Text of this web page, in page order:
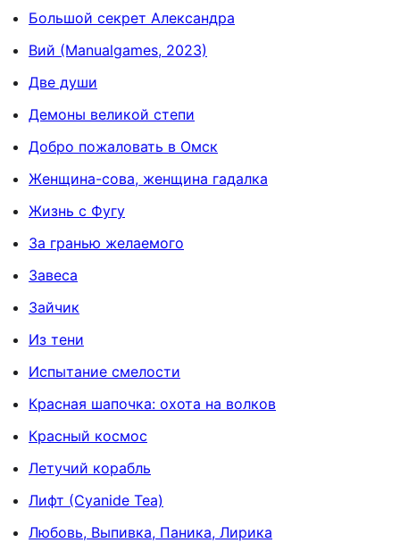
Большой секрет Александра
Вий (Manualgames, 2023)
Две души
Демоны великой степи
Добро пожаловать в Омск
Женщина-сова, женщина гадалка
Жизнь с Фугу
За гранью желаемого
Завеса
Зайчик
Из тени
Испытание смелости
Красная шапочка: охота на волков
Красный космос
Летучий корабль
Лифт (Cyanide Tea)
Любовь, Выпивка, Паника, Лирика